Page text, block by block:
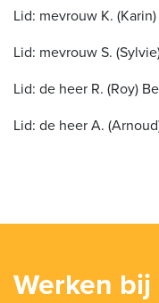
Lid: mevrouw K.
Lid: mevrouw S.
Lid: de heer R. (Roy)
Lid: de heer A.
Werken bij